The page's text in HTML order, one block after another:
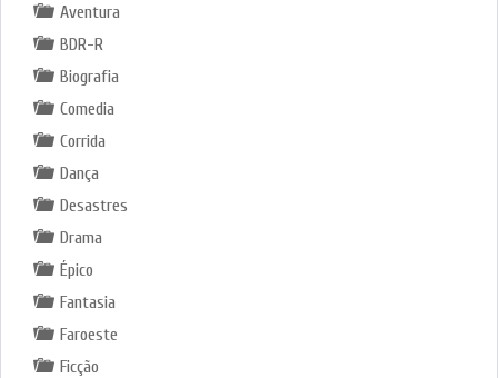
Aventura
BDR-R
Biografia
Comedia
Corrida
Dança
Desastres
Drama
Épico
Fantasia
Faroeste
Ficção